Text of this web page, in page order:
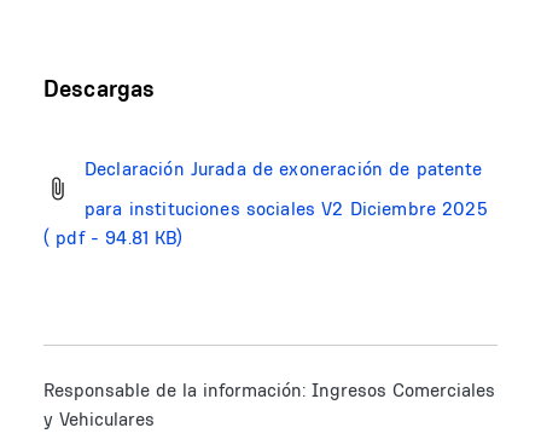
Descargas
Declaración Jurada de exoneración de patente
para instituciones sociales V2 Diciembre 2025
( pdf - 94.81 KB)
Responsable de la información: Ingresos Comerciales
y Vehiculares